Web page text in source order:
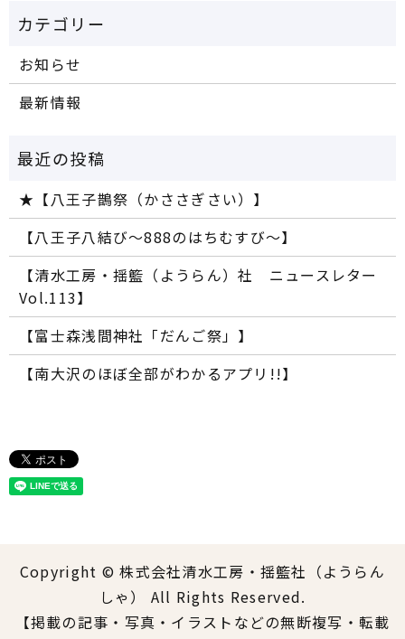
お知らせ
最新情報
★【八王子鵲祭（かささぎさい）】
【八王子八結び～888のはちむすび～】
【清水工房・揺籃（ようらん）社 ニュースレター
Vol.113】
【富士森浅間神社「だんご祭」】
【南大沢のほぼ全部がわかるアプリ!!】
Copyright © 株式会社清水工房・揺籃社（ようらん
しゃ） All Rights Reserved.
【掲載の記事・写真・イラストなどの無断複写・転載